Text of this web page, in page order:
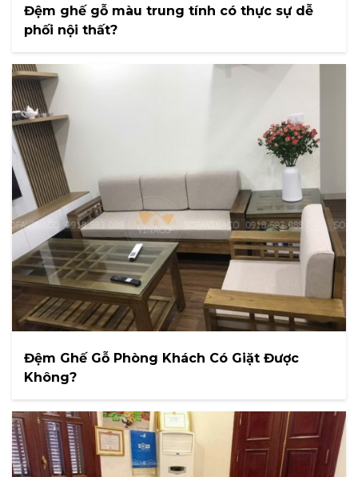
Đệm ghế gỗ màu trung tính có thực sự dễ
phối nội thất?
Đệm Ghế Gỗ Phòng Khách Có Giặt Được
Không?